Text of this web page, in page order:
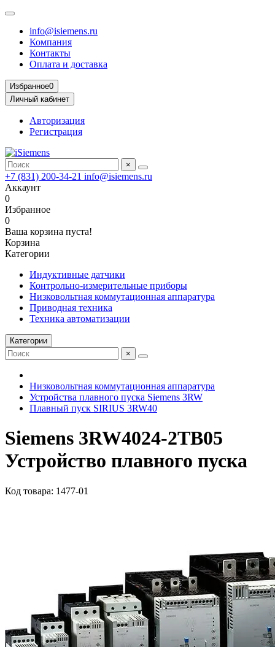
info@isiemens.ru
Компания
Контакты
Оплата и доставка
Избранное0
Личный кабинет
Авторизация
Регистрация
×
+7 (831) 200-34-21 info@isiemens.ru
Аккаунт
0
Избранное
0
Ваша корзина пуста!
Корзина
Категории
Индуктивные датчики
Контрольно-измерительные приборы
Низковольтная коммутационная аппаратура
Приводная техника
Техника автоматизации
Категории
×
Низковольтная коммутационная аппаратура
Устройства плавного пуска Siemens 3RW
Плавный пуск SIRIUS 3RW40
Siemens 3RW4024-2TB05
Устройство плавного пуска
Код товара: 1477-01